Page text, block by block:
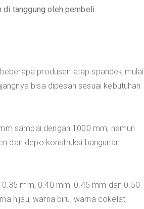
tanggung oleh pembeli
produsen atap spandek mulai
bisa dipesan sesuai kebutuhan
sampai dengan 1000 mm, namun
dan depo konstruksi bangunan
mm, 0.40 mm, 0.45 mm dan 0.50
hijau, warna biru, warna cokelat,